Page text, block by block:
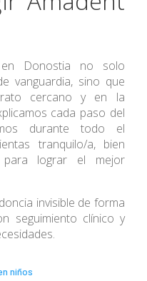
Donostia no solo
vanguardia, sino que
cercano y en la
cada paso del
durante todo el
tranquilo/a, bien
para lograr el mejor
invisible de forma
seguimiento clínico y
niños